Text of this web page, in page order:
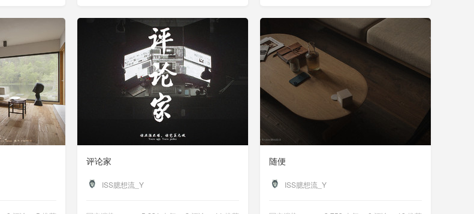
评论家
ISS臆想流_Y
随便
ISS臆想流_Y